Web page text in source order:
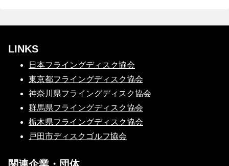
LINKS
日本フライングディスク協会
東京都フライングディスク協会
神奈川県フライングディスク協会
群馬県フライングディスク協会
栃木県フライングディスク協会
戸田市ディスクゴルフ協会